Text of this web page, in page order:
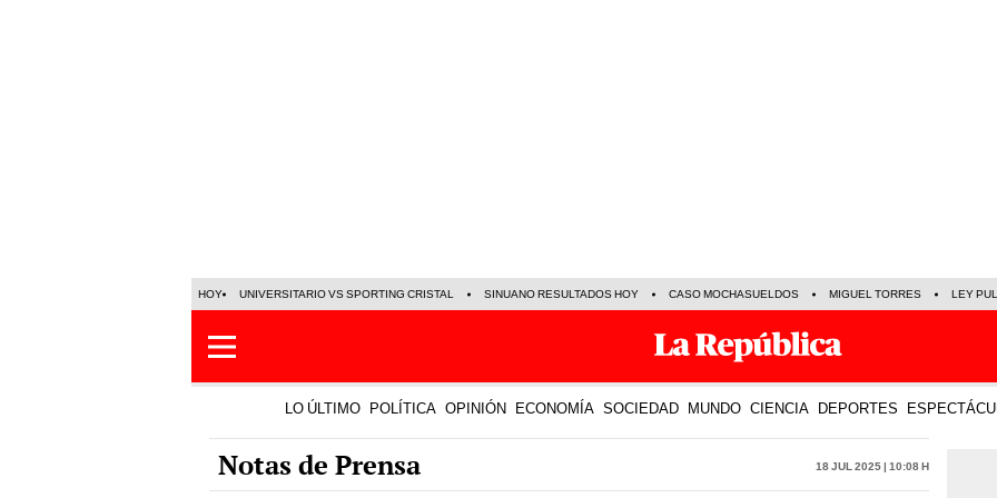
HOY UNIVERSITARIO VS SPORTING CRISTAL SINUANO RESULTADOS HOY CASO MOCHASUELDOS MIGUEL TORRES LEY
LO ÚLTIMO POLÍTICA OPINIÓN ECONOMÍA SOCIEDAD MUNDO CIENCIA DEPORTES
Notas de Prensa 18 Jul 2025 | 10:08 h